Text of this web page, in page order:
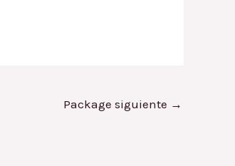
Package siguiente →